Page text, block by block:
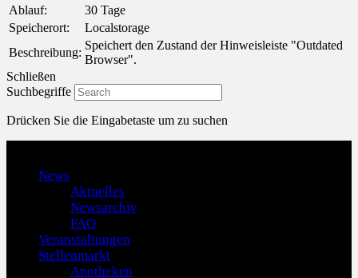
Ablauf:
30 Tage
Speicherort:
Localstorage
Beschreibung:
Speichert den Zustand der Hinweisleiste "Outdated
Browser".
Schließen
Suchbegriffe
Drücken Sie die Eingabetaste um zu suchen
News
Aktuelles
Newsarchiv
FAQ
Veranstaltungen
Stellenmarkt
Apotheken